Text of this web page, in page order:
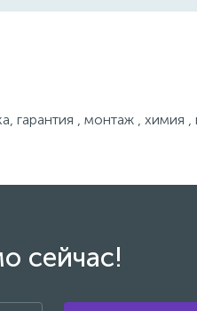
, монтаж , химия ,
сейчас!